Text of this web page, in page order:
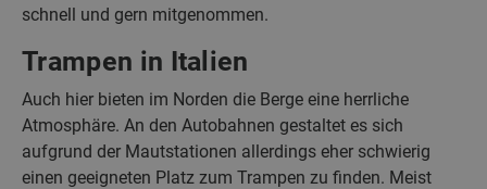
schnell und gern mitgenommen.
Trampen in Italien
Auch hier bieten im Norden die Berge eine herrliche
Atmosphäre. An den Autobahnen gestaltet es sich
aufgrund der Mautstationen allerdings eher schwierig
einen geeigneten Platz zum Trampen zu finden. Meist